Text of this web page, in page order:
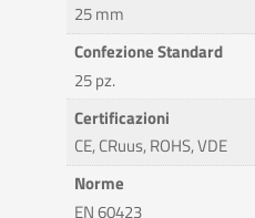
25 mm
Confezione Standard
25 pz.
Certificazioni
CE, CRuus, ROHS, VDE
Norme
EN 60423